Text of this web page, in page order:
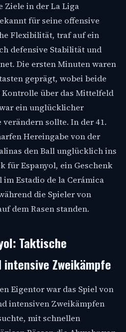
Ziele in der La Liga
für seine offensive
Flexibilität, traf auf ein
defensive Stabilität und
Die ersten Minuten waren
geprägt, wobei beide
Kontrolle über das Mittelfeld
ein unglücklicher
sollte. In der 41.
Hereingabe von der
den Ball unglücklich ins
für Espanyol, ein Geschenk
Estadio de la Cerámica
die Spieler von
dem Rasen standen.
Taktische
intensive Zweikämpfe
Eigentor war das Spiel von
intensiven Zweikämpfen
mit schnellen